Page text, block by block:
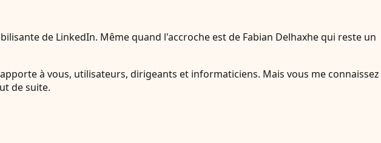
de LinkedIn. Même quand l'accroche est de Fabian Delhaxhe qui reste un
à vous, utilisateurs, dirigeants et informaticiens. Mais vous me connaissez
de suite.